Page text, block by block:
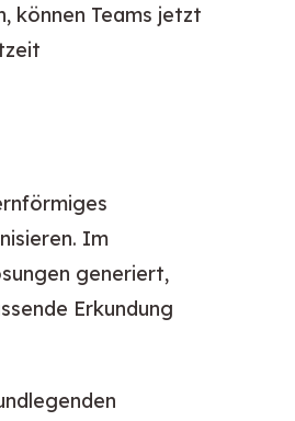
können Teams jetzt
Im
generiert,
Erkundung